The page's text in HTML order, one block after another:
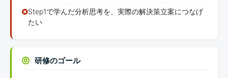
Step1で学んだ分析思考を、実際の解決策立案につなげ
たい
研修のゴール